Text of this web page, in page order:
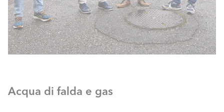
Acqua di falda e gas